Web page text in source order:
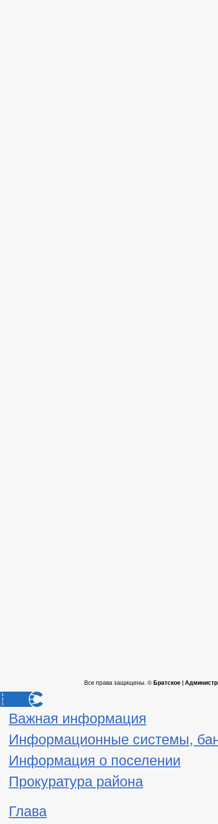
Все права защищены. ©Братское |
Важная информация
Информационные системы,
Информация о поселении
Прокуратура района
Глава